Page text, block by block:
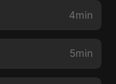
4min
5min